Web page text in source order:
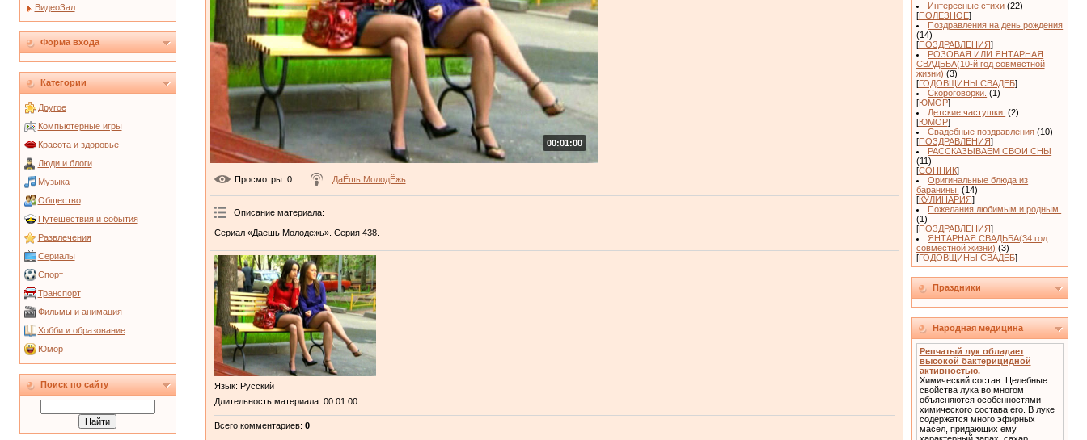
ВидеоЗал
Форма входа
Категории
Другое
Компьютерные игры
Красота и здоровье
Люди и блоги
Музыка
Общество
Путешествия и события
Развлечения
Сериалы
Спорт
Транспорт
Фильмы и анимация
Хобби и образование
Юмор
Поиск по сайту
00:01:00
Просмотры: 0 ДаЁшь МолодЁжь
Описание материала:
Сериал «Даешь Молодежь». Серия 438.
Язык: Русский
Длительность материала: 00:01:00
Всего комментариев: 0
Интересные стихи (22)
[ПОЛЕЗНОЕ]
Поздравления на день рождения
(14)
[ПОЗДРАВЛЕНИЯ]
РОЗОВАЯ ИЛИ ЯНТАРНАЯ
СВАДЬБА(10-й год совместной
жизни) (3)
[ГОДОВЩИНЫ СВАДЕБ]
Скороговорки. (1)
[ЮМОР]
Детские частушки. (2)
[ЮМОР]
Свадебные поздравления (10)
[ПОЗДРАВЛЕНИЯ]
РАССКАЗЫВАЕМ СВОИ СНЫ
(11)
[СОННИК]
Оригинальные блюда из
баранины. (14)
[КУЛИНАРИЯ]
Пожелания любимым и родным.
(1)
[ПОЗДРАВЛЕНИЯ]
ЯНТАРНАЯ СВАДЬБА(34 год
совместной жизни) (3)
[ГОДОВЩИНЫ СВАДЕБ]
Праздники
Народная медицина
Репчатый лук обладает
высокой бактерицидной
активностью.
Химический состав. Целебные
свойства лука во многом
объясняются особенностями
химического состава его. В луке
содержатся много эфирных
масел, придающих ему